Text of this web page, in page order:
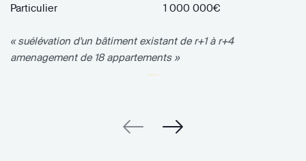
Particulier
1 000 000€
« suélévation d'un bâtiment existant de r+1 à r+4
amenagement de 18 appartements »